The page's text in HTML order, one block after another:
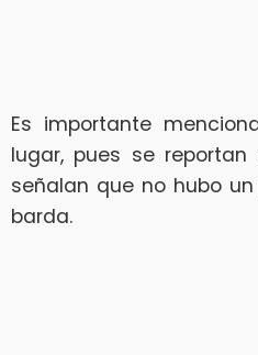
Es importante
lugar, pues se
señalan que no hubo
barda.